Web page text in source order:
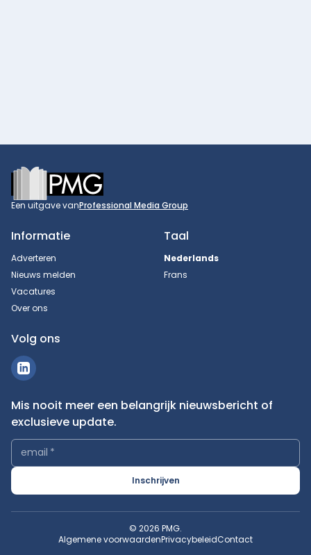
Footer
Een uitgave vanProfessional Media Group
Informatie
Adverteren
Nieuws melden
Vacatures
Over ons
Taal
Nederlands
Frans
Volg ons
Mis nooit meer een belangrijk nieuwsbericht of
exclusieve update.
email *
Inschrijven
© 2026 PMG.
Algemene voorwaardenPrivacybeleidContact